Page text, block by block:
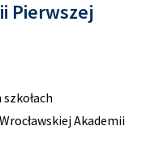
Pierwszej
Akademii